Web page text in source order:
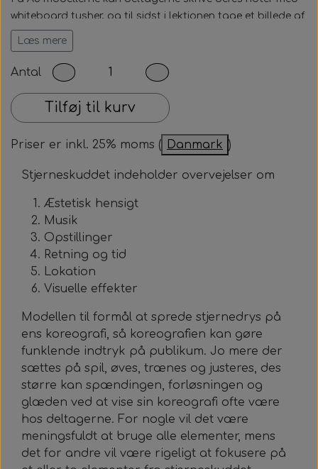
whiteboard tusher, og til sidst i lektionen tage et billede af
deres noter, og gemme dette som deres noter eller
portefølje. Deres noter kan viskes ud efter brug, så de
laminerede ark er klar til næste gang.
Det får du:
- 6 stk. A3 laminerede stjerneskudsmodeller
Beskrivelserne af de forskellige delelementer
findes i bogen: Mariehønen Evigdans - en
oversigtsmodel til arbejdet med dans og udtryk,
som også kan købes i webshoppen.
Læs mere
Antal
Tilføj til kurv
Priser er inkl. 25% moms ( Danmark )
Stjerneskuddet indeholder overvejelser om
Æstetisk hensigt
Musik
Opstillinger
Retning og tid
Lokation
Visuelle effekter
Modellen til formål at sprede stjernedrys på
ens koreografi, så koreografien kan gøre
funklende indtryk på publikum. Jo mere der
sættes på spil, øves, trænes og justeres, des
større kan spændingen, forløsningen og
glæden ved at vise sin koreografi ofte være
hos deltagerne. For nogle vil det være
meningsfuldt at bruge alle elementer, mens
det for andre vil være rigeligt at fokusere på